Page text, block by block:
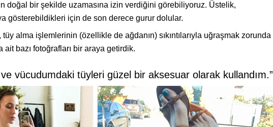
doğal bir şekilde uzamasına izin verdiğini görebiliyoruz. Üstelik,
gösterebildikleri için de son derece gurur dolular.
alma işlemlerinin (özellikle de ağdanın) sıkıntılarıyla uğraşmak zorunda
ait bazı fotoğrafları bir araya getirdik.
vücudumdaki tüyleri güzel bir aksesuar olarak kullandım.”